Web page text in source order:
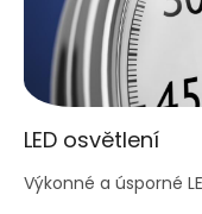
LED osvětlení
Výkonné a úsporné